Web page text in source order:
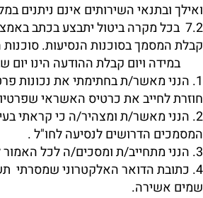
ואילך ובתנאי השירותים אינם ניתנים
7.2 בכל מקרה ביטול יתבצע בכתב
קבלת המסמך בסוכנות הנסיעות.
במידה ויום קבלת ההודעה הינו יום
1. הנני מאשר/ת בחתימתי את נכונות
חוזרת לחייב את כרטיס האשראי
2. הנני מאשר/ת ומצהיר/ה כי קראתי
המסמכים הדרושים לנסיעה לחו"ל .
3. הנני מתחייב/ת ומסכים/ה לכל האמור לעיל , לרבות דמי הביטול ונוהל הביטול וכל שינוי שיועבר לי על ידי נציגי "נתיבים לצדיק".
4. כתובת הדואר האלקטרוני שמסרתי
שמים אשירה.